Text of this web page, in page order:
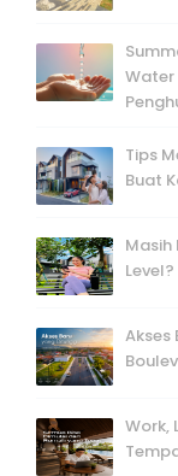
Water
Tips
Buat
Masih
Level?
Akses
Work,